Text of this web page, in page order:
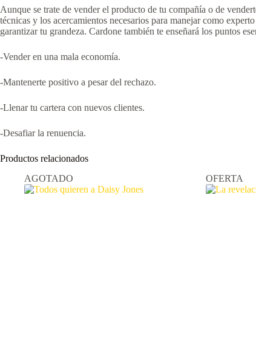
Aunque se trate de vender el producto de tu compañía o de
técnicas y los acercamientos necesarios para manejar como
garantizar tu grandeza. Cardone también te enseñará los puntos
-Vender en una mala economía.
-Mantenerte positivo a pesar del rechazo.
-Llenar tu cartera con nuevos clientes.
-Desafiar la renuencia.
Productos relacionados
AGOTADO
OFERTA